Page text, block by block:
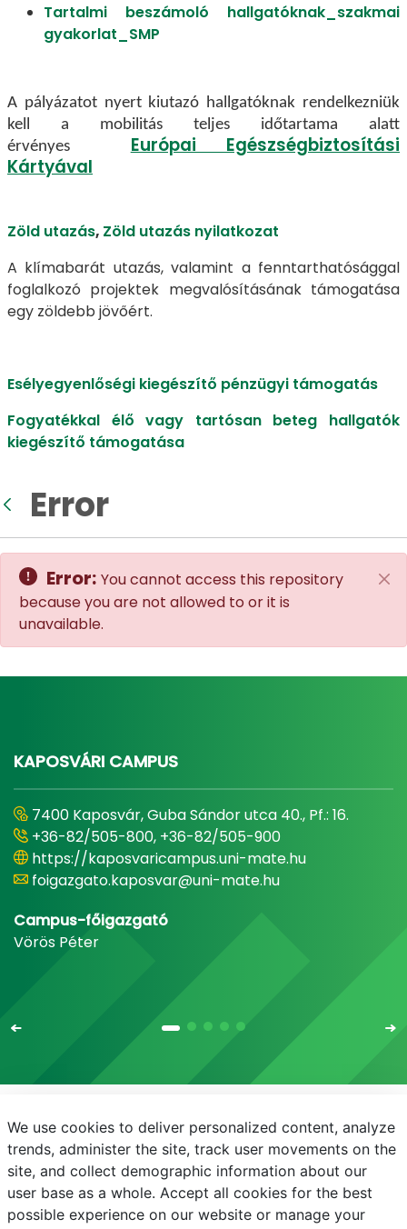
Tartalmi beszámoló hallgatóknak_szakmai
gyakorlat_SMP
A pályázatot nyert kiutazó hallgatóknak rendelkezniük
kell a mobilitás teljes időtartama alatt
érvényes Európai Egészségbiztosítási
Kártyával
Zöld utazás, Zöld utazás nyilatkozat
A klímabarát utazás, valamint a fenntarthatósággal
foglalkozó projektek megvalósításának támogatása
egy zöldebb jövőért.
Esélyegyenlőségi kiegészítő pénzügyi támogatás
Fogyatékkal élő vagy tartósan beteg hallgatók
kiegészítő támogatása
Error
Error: You cannot access this repository
because you are not allowed to or it is
unavailable.
KAPOSVÁRI CAMPUS
7400 Kaposvár, Guba Sándor utca 40., Pf.: 16.
+36-82/505-800, +36-82/505-900
https://kaposvaricampus.uni-mate.hu
foigazgato.kaposvar@uni-mate.hu
Campus-főigazgató
Vörös Péter
E-mail Telefonkönyv NEPTUN
E-learning
Adatvédelem
We use cookies to deliver personalized content, analyze
trends, administer the site, track user movements on the
site, and collect demographic information about our
user base as a whole. Accept all cookies for the best
possible experience on our website or manage your